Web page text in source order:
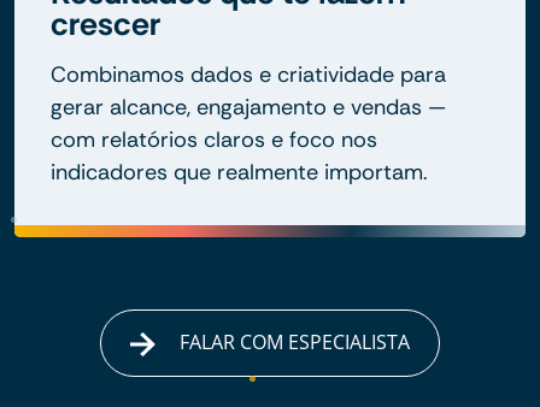
crescer
Combinamos dados e criatividade para
gerar alcance, engajamento e vendas —
com relatórios claros e foco nos
indicadores que realmente importam.
FALAR COM ESPECIALISTA